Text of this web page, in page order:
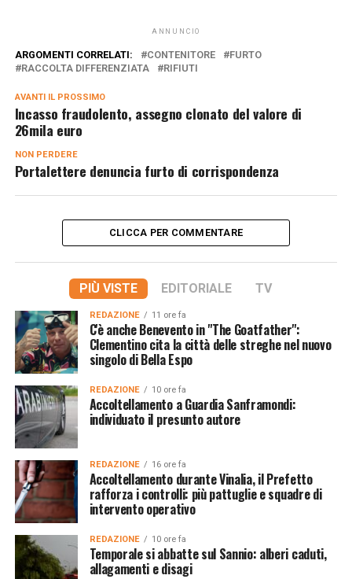
ANNUNCIO
ARGOMENTI CORRELATI: CONTENITORE
FURTO
RACCOLTA DIFFERENZIATA
RIFIUTI
AVANTI IL ​​PROSSIMO
Incasso fraudolento, assegno clonato del valore di
26mila euro
NON PERDERE
Portalettere denuncia furto di corrispondenza
CLICCA PER COMMENTARE
PIÙ VISTE EDITORIALE TV
REDAZIONE 11 ore fa
C'è anche Benevento in "The Goatfather":
Clementino cita la città delle streghe nel nuovo
singolo di Bella Espo
REDAZIONE 10 ore fa
Accoltellamento a Guardia Sanframondi:
individuato il presunto autore
REDAZIONE 16 ore fa
Accoltellamento durante Vinalia, il Prefetto
rafforza i controlli: più pattuglie e squadre di
intervento operativo
REDAZIONE 10 ore fa
Temporale si abbatte sul Sannio: alberi caduti,
allagamenti e disagi